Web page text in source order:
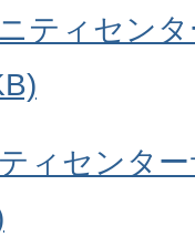
ティセン
ィセンタ